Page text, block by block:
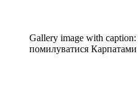
Gallery image with caption:
помилуватися Карпатами